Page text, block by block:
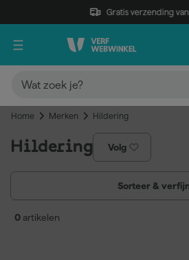
Gratis verzending
Home Merken Hildering
Hildering Volg
Sorteer &
0 artikelen